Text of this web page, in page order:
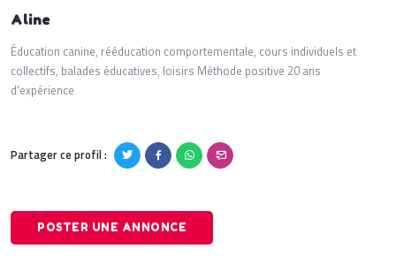
Aline
Éducation canine, rééducation comportementale, cours individuels et
collectifs, balades éducatives, loisirs Méthode positive 20 ans
d'expérience
Partager ce profil :
POSTER UNE ANNONCE